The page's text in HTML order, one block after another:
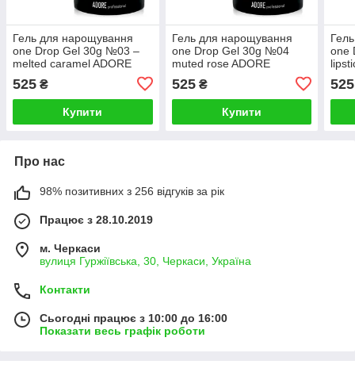
Гель для нарощування
one Drop Gel 30g №03 –
melted caramel ADORE
525 ₴
Купити
Гель для нарощування
one Drop Gel 30g №04
muted rose ADORE
525₴
Купити
one
525
Про нас
98% позитивних з 256 відгуків за рік
Працює з 28.10.2019
м. Черкаси
вулиця Гуржіївська, 30, Черкаси, Україна
Контакти
Сьогодні працює з 10:00 до 16:00
Показати весь графік роботи